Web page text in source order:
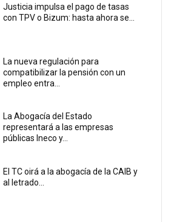
Justicia impulsa el pago de tasas
con TPV o Bizum: hasta ahora se...
La nueva regulación para
compatibilizar la pensión con un
empleo entra...
La Abogacía del Estado
representará a las empresas
públicas Ineco y...
El TC oirá a la abogacía de la CAIB y
al letrado...